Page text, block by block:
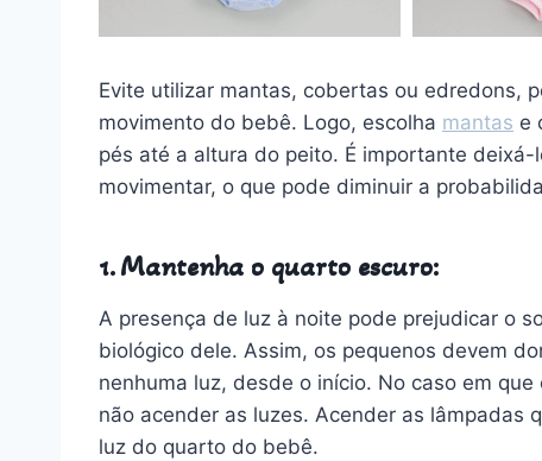
Evite utilizar mantas, cobertas ou edredons,
movimento do bebê. Logo, escolha mantas e
pés até a altura do peito. É importante
movimentar, o que pode diminuir a
1. Mantenha o quarto escuro:
A presença de luz à noite pode prejudicar o
biológico dele. Assim, os pequenos devem
nenhuma luz, desde o início. No caso em
não acender as luzes. Acender as lâmpadas
luz do quarto do bebê.